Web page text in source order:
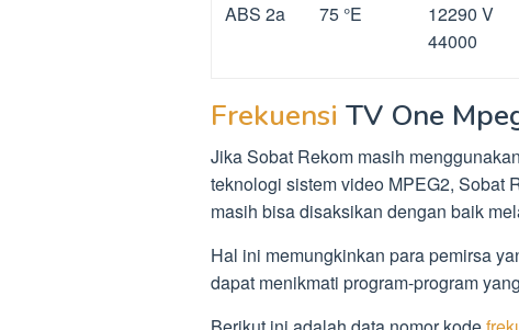
ABS 2a 75 °E
12290 V
44000
Frekuensi TV One
Jika Sobat Rekom masih
teknologi sistem video MPEG2, Sobat
masih bisa disaksikan dengan baik
Hal ini memungkinkan para pemirsa
dapat menikmati program-program